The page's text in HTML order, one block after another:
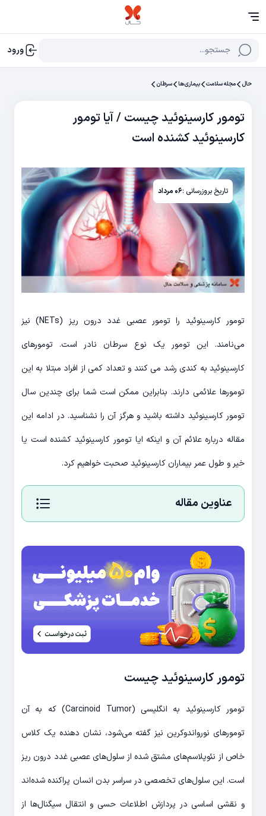
جستجو... ورود
حال مجله سلامت بیماری‌ها سرطان
تومور کارسینوئید چیست / آیا تومور
کارسینوئید کشنده است
تاریخ بروزرسانی :۰۶ مرداد
تومور کارسینوئید را تومور عصبی غدد درون ریز (NETs) نیز
می‌نامند. این تومور یک نوع سرطان نادر است. تومورهای
کارسینوئید به کندی رشد می کنند و تعداد کمی از افراد مبتلا به این
تومورها علائمی دارند. بنابراین ممکن است شما برای چندین سال
تومور کارسینوئید داشته باشید و هرگز آن را نشناسید. در ادامه این
مقاله درباره علائم آن و اینکه ایا تومور کارسینوئید کشنده است یا
خیر و طول عمر بیماران کارسینوئید صحبت خواهیم کرد.
عناوین مقاله
تومور کارسینوئید چیست
تومور کارسینوئید به انگلیسی (Carcinoid Tumor) که به آن
تومورهای نورواندوکرین نیز گفته می‌شود، نشان دهنده یک کلاس
خاص از نئوپلاسم‌های مشتق شده از سلول‌های عصبی غدد درون ریز
است. این سلول‌های تخصصی در سراسر بدن انسان پراکنده شده‌اند
و نقشی اساسی در پردازش اطلاعات حسی و انتقال سیگنال‌ها از